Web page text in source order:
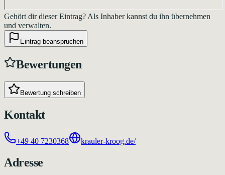
Gehört dir dieser Eintrag? Als Inhaber kannst du ihn übernehmen
und verwalten.
Eintrag beanspruchen
Bewertungen
Bewertung schreiben
Kontakt
+49 40 7230368 krauler-kroog.de/
Adresse